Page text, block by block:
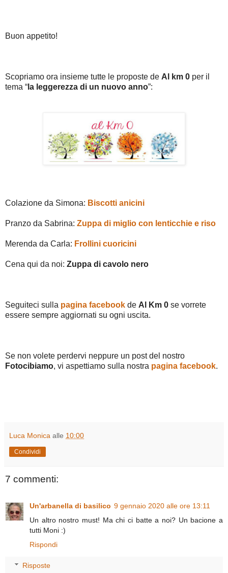
Buon appetito!
Scopriamo ora insieme tutte le proposte de Al km 0 per il
tema “ la leggerezza di un nuovo anno”:
Colazione da Simona: Biscotti anicini
Pranzo da Sabrina: Zuppa di miglio con lenticchie e riso
Merenda da Carla: Frollini cuoricini
Cena qui da noi: Zuppa di cavolo nero
Seguiteci sulla pagina facebook de Al Km 0 se vorrete
essere sempre aggiornati su ogni uscita.
Se non volete perdervi neppure un post del nostro
Fotocibiamo, vi aspettiamo sulla nostra pagina facebook.
Luca Monica alle 10:00
Condividi
7 commenti:
Un'arbanella di basilico 9 gennaio 2020 alle ore 13:11
Un altro nostro must! Ma chi ci batte a noi? Un bacione a
tutti Moni :)
Rispondi
Risposte